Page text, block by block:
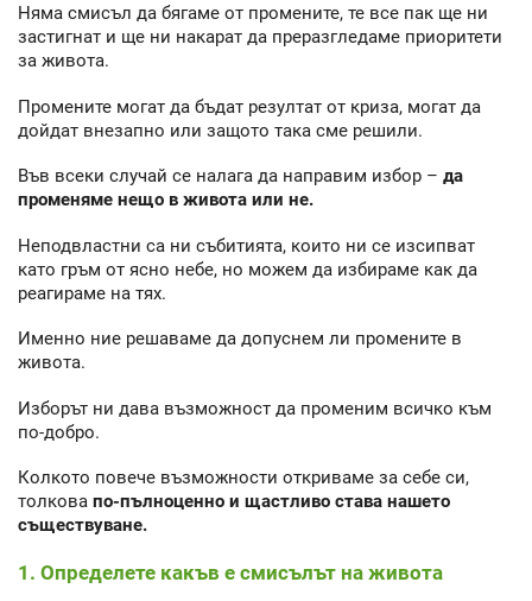
Няма смисъл да бягаме от промените, те все пак ще ни
застигнат и ще ни накарат да преразгледаме приоритети
за живота.
Промените могат да бъдат резултат от криза, могат да
дойдат внезапно или защото така сме решили.
Във всеки случай се налага да направим избор – да
променяме нещо в живота или не.
Неподвластни са ни събитията, които ни се изсипват
като гръм от ясно небе, но можем да избираме как да
реагираме на тях.
Именно ние решаваме да допуснем ли промените в
живота.
Изборът ни дава възможност да променим всичко към
по-добро.
Колкото повече възможности откриваме за себе си,
толкова по-пълноценно и щастливо става нашето
съществуване.
1. Определете какъв е смисълът на живота